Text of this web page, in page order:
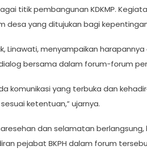
titik pembangunan KDKMP.
desa yang ditujukan bagi
Linawati, menyampaikan
bersama dalam forum-forum
komunikasi yang terbuka dan
ketentuan,” ujarnya.
dan selamatan
pejabat BKPH dalam forum